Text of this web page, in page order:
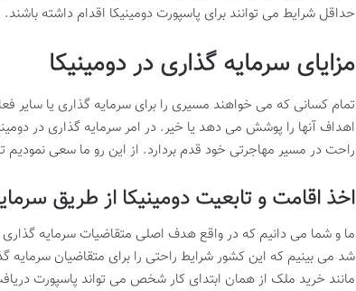
حداقل شرایط می توانند برای پاسپورت دومینیکا اقدام داشته باشند.
مزایای سرمایه گذاری در دومینیکا
تمام کسانی که می خواهند مسیری را برای سرمایه گذاری یا سایر
اهداف آنها را پوشش می دهد یا خیر. در امر سرمایه گذاری در
راحت در مسیر مهاجرتی خود قدم بردارد. از این رو ما سعی نمودیم
اخذ اقامت و تابعیت دومینیکا از طریق
ما و شما می دانیم که در واقع هدف اصلی متقاضیات سرمایه گذاری
شد می بینیم که این کشور شرایط راحتی را برای متقاضیان سرمایه
مانند خرید ملک از همان ابتدای کار شخص می تواند پاسپورت